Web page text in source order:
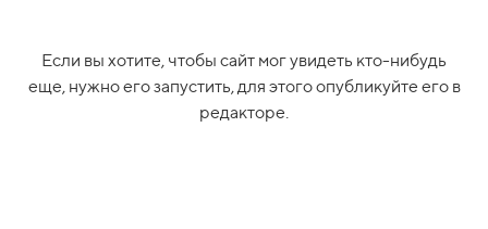
Если вы хотите, чтобы сайт мог увидеть кто-нибудь
еще, нужно его запустить, для этого опубликуйте его в
редакторе.